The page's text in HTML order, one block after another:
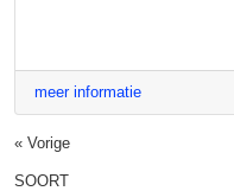
meer informatie
« Vorige
SOORT